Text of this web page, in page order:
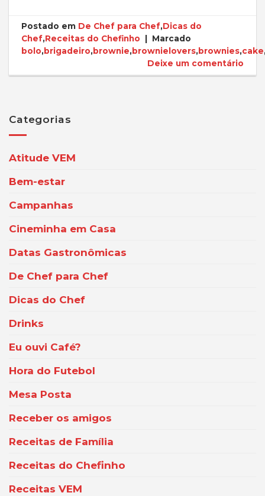
Postado em De Chef para Chef,Dicas do
Chef,Receitas do Chefinho
Marcado
bolo,brigadeiro,brownie,brownielovers,brownies,cake
Deixe um comentário
Categorias
Atitude VEM
Bem-estar
Campanhas
Cineminha em Casa
Datas Gastronômicas
De Chef para Chef
Dicas do Chef
Drinks
Eu ouvi Café?
Hora do Futebol
Mesa Posta
Receber os amigos
Receitas de Família
Receitas do Chefinho
Receitas VEM